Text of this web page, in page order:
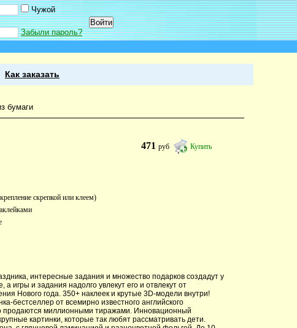
Чужой
Забыли пароль?
Как заказать
бумаги
471руб Купить
скрепкой или клеем)
интересные задания и множество подарков создадут у
игры и задания надолго увлекут его и отвлекут от
Нового года. 350+ наклеек и крутые 3D-модели внутри!
бестселлер от всемирно известного английского
продаются миллионными тиражами. Инновационный
картинки, которые так любят рассматривать дети.